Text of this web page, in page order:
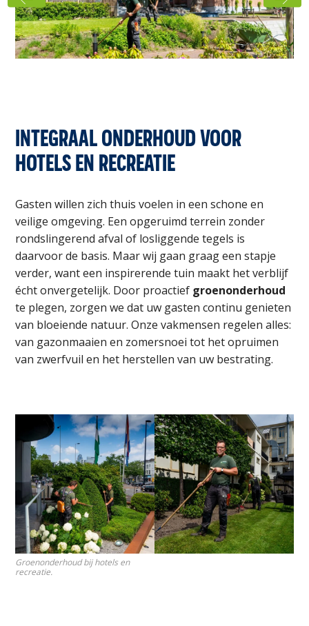
INTEGRAAL ONDERHOUD VOOR
HOTELS EN RECREATIE
Gasten willen zich thuis voelen in een schone en
veilige omgeving. Een opgeruimd terrein zonder
rondslingerend afval of losliggende tegels is
daarvoor de basis. Maar wij gaan graag een stapje
verder, want een inspirerende tuin maakt het verblijf
écht onvergetelijk. Door proactief groenonderhoud
te plegen, zorgen we dat uw gasten continu genieten
van bloeiende natuur. Onze vakmensen regelen alles:
van gazonmaaien en zomersnoei tot het opruimen
van zwerfvuil en het herstellen van uw bestrating.
Groenonderhoud bij hotels en
recreatie.